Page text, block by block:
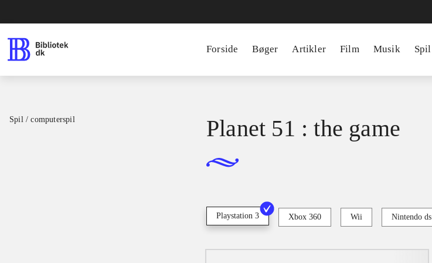
Forside Bøger Artikler Film Musik Spil
Spil / computerspil Planet 51 : the game
Playstation 3 Xbox 360 Wii Nintendo ds